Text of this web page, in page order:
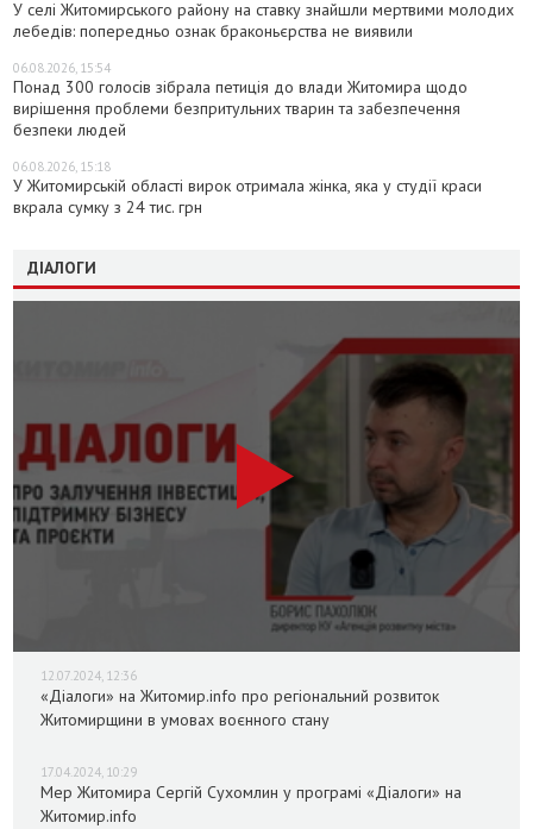
У селі Житомирського району на ставку знайшли мертвими молодих
лебедів: попередньо ознак браконьєрства не виявили
06.08.2026, 15:54
Понад 300 голосів зібрала петиція до влади Житомира щодо
вирішення проблеми безпритульних тварин та забезпечення
безпеки людей
06.08.2026, 15:18
У Житомирській області вирок отримала жінка, яка у студії краси
вкрала сумку з 24 тис. грн
ДІАЛОГИ
12.07.2024, 12:36
«Діалоги» на Житомир.info про регіональний розвиток
Житомирщини в умовах воєнного стану
17.04.2024, 10:29
Мер Житомира Сергій Сухомлин у програмі «Діалоги» на
Житомир.info